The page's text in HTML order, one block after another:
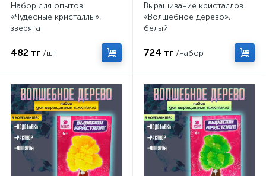
Набор для опытов
«Чудесные кристаллы»,
зверята
482 тг /шт
Выращивание кристаллов
«Волшебное дерево»,
белый
724 тг /набор